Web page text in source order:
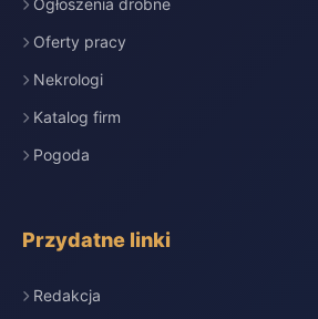
Ogłoszenia drobne
Oferty pracy
Nekrologi
Katalog firm
Pogoda
Przydatne linki
Redakcja